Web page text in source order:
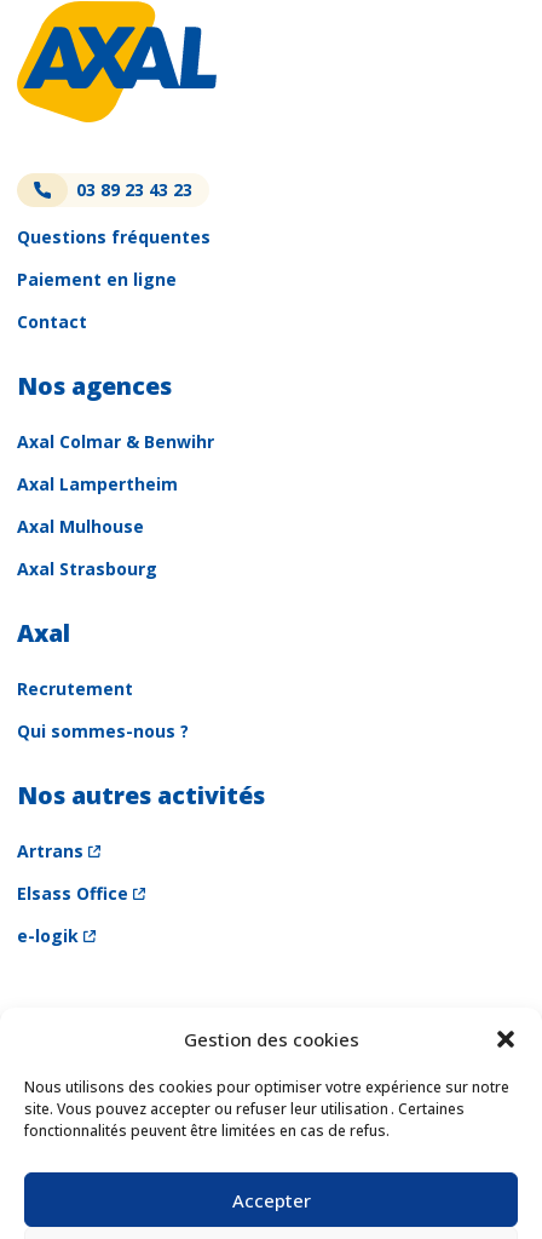
Gestion des cookies
Nous utilisons des cookies pour optimiser votre expérience sur notre
site. Vous pouvez accepter ou refuser leur utilisation . Certaines
fonctionnalités peuvent être limitées en cas de refus.
Accepter
03 89 23 43 23
Questions fréquentes
Paiement en ligne
Contact
Nos agences
Axal Colmar & Benwihr
Axal Lampertheim
Axal Mulhouse
Axal Strasbourg
Axal
Recrutement
Qui sommes-nous ?
Nos autres activités
Artrans
Elsass Office
e-logik
Newsletter
Email *